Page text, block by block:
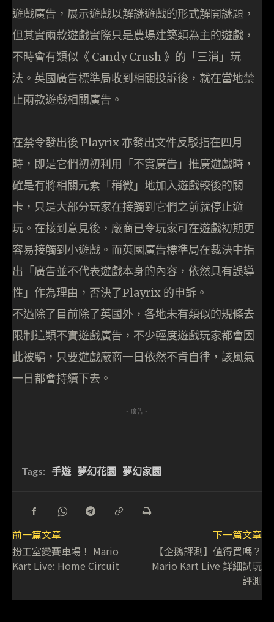
遊戲廣告，展示遊戲以解謎遊戲的形式解開謎題，
但其實兩款遊戲實際只是農場建築類為主的遊戲，
不時會有類似《 Candy Crush 》的「三消」玩
法。英國廣告標準局收到相關投訴後，就在當地禁
止兩款遊戲相關廣告。
在禁令發出後 Playrix 亦發出文件反駁指在四月
時，即是它們初初利用「不實廣告」推廣遊戲時，
確是有將相關元素「稍微」地加入遊戲較後的關
卡，只是大部分玩家在接觸到它們之前就停止遊
玩。在接到意見後，廠商已令玩家可在遊戲初期更
容易接觸到小遊戲。而英國廣告標準局在裁決中指
出「廣告並不代表遊戲本身的內容，依然具有誤導
性」作為理由，否決了Playrix 的申訴。
不過除了目前除了英國外，各地未有類似的規條去
限制這類不實遊戲廣告，不少輕度遊戲玩家都會因
此被騙，只要遊戲廠商一日依然不肯自律，該風氣
一日都會持續下去。
- 廣告 -
Tags: 手遊 夢幻花園 夢幻家園
前一篇文章
扮工室變賽車場！ Mario
Kart Live: Home Circuit
下一篇文章
【企鵝評測】值得買嗎？
Mario Kart Live 詳細試玩
評測